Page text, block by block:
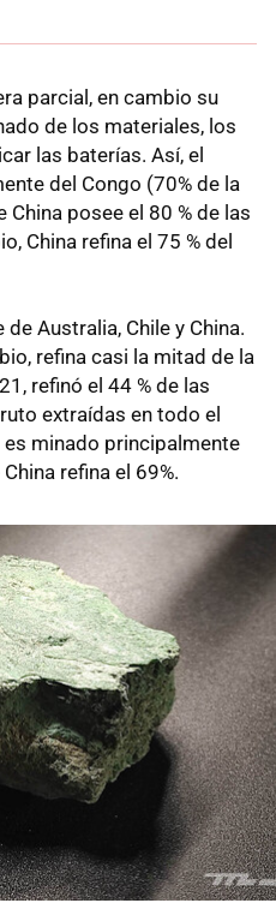
parcial, en cambio su
de los materiales, los
las baterías. Así, el
del Congo (70% de la
posee el 80 % de las
China refina el 75 % del
Australia, Chile y China.
refina casi la mitad de la
refinó el 44 % de las
extraídas en todo el
es minado principalmente
refina el 69%.